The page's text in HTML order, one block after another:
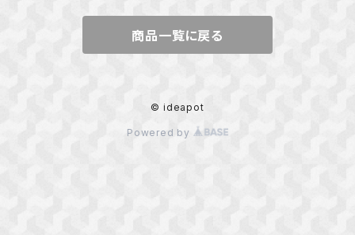
ダンジョンの中のひと
商品一覧に戻る
© ideapot
Powered by